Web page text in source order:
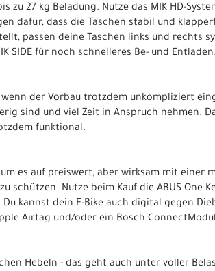
zu 27 kg Beladung. Nutze das MIK HD-
dafür, dass die Taschen stabil und
passen deine Taschen links und rechts
SIDE für noch schnelleres Be- und Entladen.
der Vorbau trotzdem unkompliziert
sind und viel Zeit in Anspruch nehmen.
funktional.
es auf preiswert, aber wirksam mit einer
schützen. Nutze beim Kauf die ABUS One
kannst dein E-Bike auch digital gegen
Airtag und/oder ein Bosch
Hebeln - das geht auch unter voller